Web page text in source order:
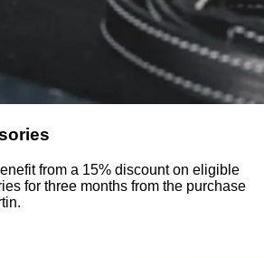
from a 15% discount on eligible
for three months from the purchase